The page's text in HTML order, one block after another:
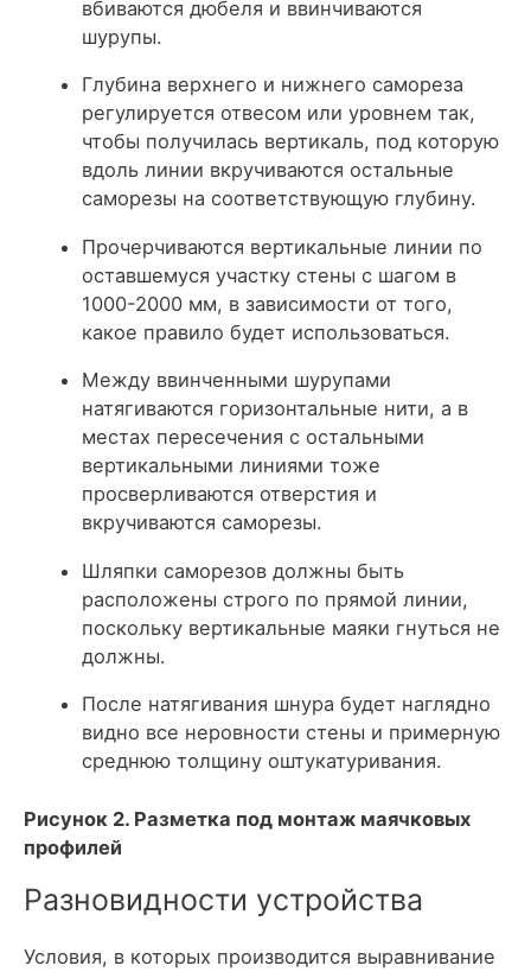
вбиваются дюбеля и ввинчиваются
шурупы.
Глубина верхнего и нижнего самореза
регулируется отвесом или уровнем так,
чтобы получилась вертикаль, под которую
вдоль линии вкручиваются остальные
саморезы на соответствующую глубину.
Прочерчиваются вертикальные линии по
оставшемуся участку стены с шагом в
1000-2000 мм, в зависимости от того,
какое правило будет использоваться.
Между ввинченными шурупами
натягиваются горизонтальные нити, а в
местах пересечения с остальными
вертикальными линиями тоже
просверливаются отверстия и
вкручиваются саморезы.
Шляпки саморезов должны быть
расположены строго по прямой линии,
поскольку вертикальные маяки гнуться не
должны.
После натягивания шнура будет наглядно
видно все неровности стены и примерную
среднюю толщину оштукатуривания.
Рисунок 2. Разметка под монтаж маячковых
профилей
Разновидности устройства
Условия, в которых производится выравнивание